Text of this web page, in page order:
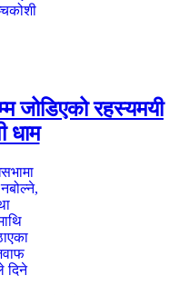
जोडिएको रहस्यमयी
धाम